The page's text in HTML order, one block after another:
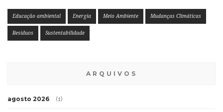
Educação ambiental Energia Meio Ambiente Mudanças Climáticas
Resíduos Sustentabilidade
ARQUIVOS
agosto 2026 (1)